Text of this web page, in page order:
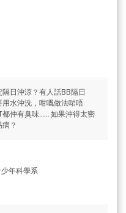
日沖涼？有人話BB隔日
用水沖洗，咁嘅做法啱唔
都仲有臭味…… 如果沖得太密
？
年科學系